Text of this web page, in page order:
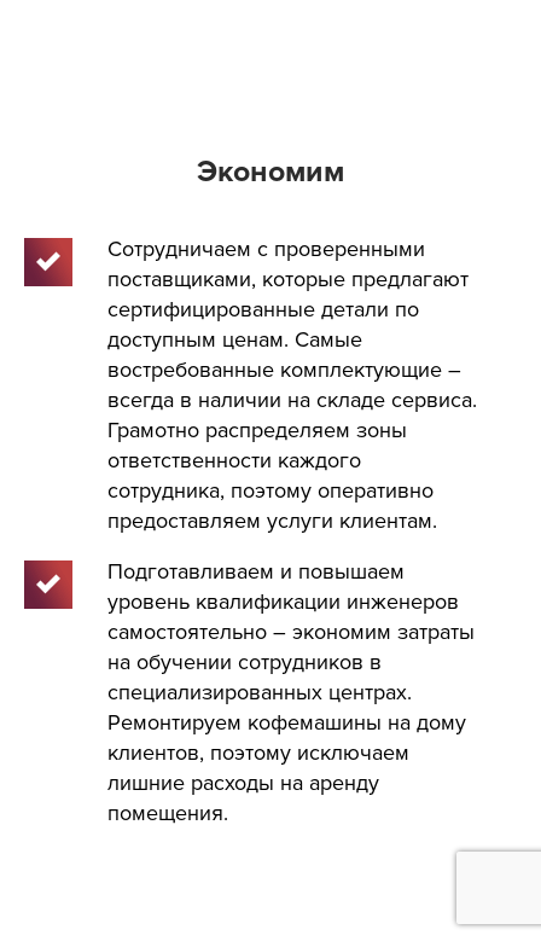
Экономим
Сотрудничаем с проверенными
поставщиками, которые предлагают
сертифицированные детали по
доступным ценам. Самые
востребованные комплектующие –
всегда в наличии на складе сервиса.
Грамотно распределяем зоны
ответственности каждого
сотрудника, поэтому оперативно
предоставляем услуги клиентам.
Подготавливаем и повышаем
уровень квалификации инженеров
самостоятельно – экономим затраты
на обучении сотрудников в
специализированных центрах.
Ремонтируем кофемашины на дому
клиентов, поэтому исключаем
лишние расходы на аренду
помещения.